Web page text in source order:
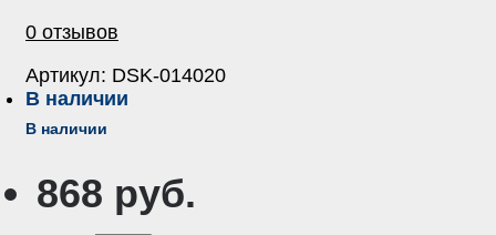
0 отзывов
Артикул: DSK-014020
В наличии
В наличии
868 руб.